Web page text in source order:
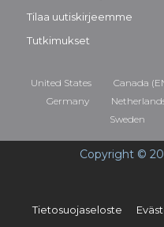
Tilaa uutiskirjeemme
Tutkimukset
United States Canada
Germany
Sweden
Copyright ©
Tietosuojaseloste